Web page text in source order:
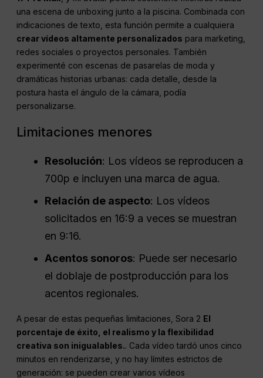
una escena de unboxing junto a la piscina. Combinada con
indicaciones de texto, esta función permite a cualquiera
crear vídeos altamente personalizados para marketing,
redes sociales o proyectos personales. También
experimenté con escenas de pasarelas de moda y
dramáticas historias urbanas: cada detalle, desde la
postura hasta el ángulo de la cámara, podía
personalizarse.
Limitaciones menores
Resolución: Los vídeos se reproducen a
700p e incluyen una marca de agua.
Relación de aspecto: Los vídeos
solicitados en 16:9 a veces se muestran
en 9:16.
Acentos sonoros: Puede ser necesario
el doblaje de postproducción para los
acentos regionales.
A pesar de estas pequeñas limitaciones, Sora 2 El
porcentaje de éxito, el realismo y la flexibilidad
creativa son inigualables.. Cada vídeo tardó unos cinco
minutos en renderizarse, y no hay límites estrictos de
generación: se pueden crear varios vídeos